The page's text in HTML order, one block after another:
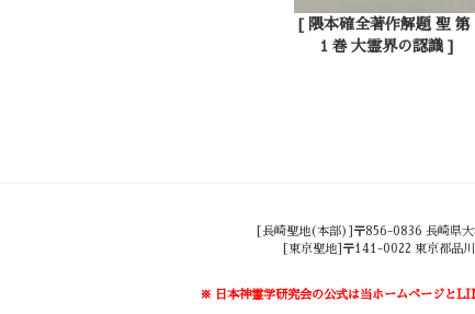
[ 隈本確全著作解題 聖 第
１巻 大霊界の認識 ]
[長崎聖地(本部)]〒856-0836 長崎
[東京聖地]〒141-0022 東京都
※ 日本神霊学研究会の公式は当ホームページと